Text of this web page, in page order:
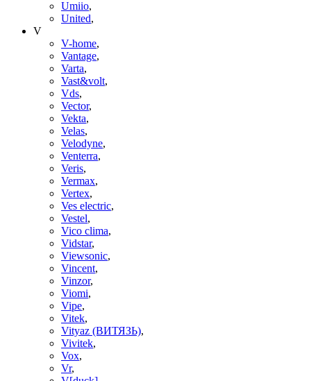
Umiio,
United,
V
V-home,
Vantage,
Varta,
Vast&volt,
Vds,
Vector,
Vekta,
Velas,
Velodyne,
Venterra,
Veris,
Vermax,
Vertex,
Ves electric,
Vestel,
Vico clima,
Vidstar,
Viewsonic,
Vincent,
Vinzor,
Viomi,
Vipe,
Vitek,
Vityaz (ВИТЯЗЬ),
Vivitek,
Vox,
Vr,